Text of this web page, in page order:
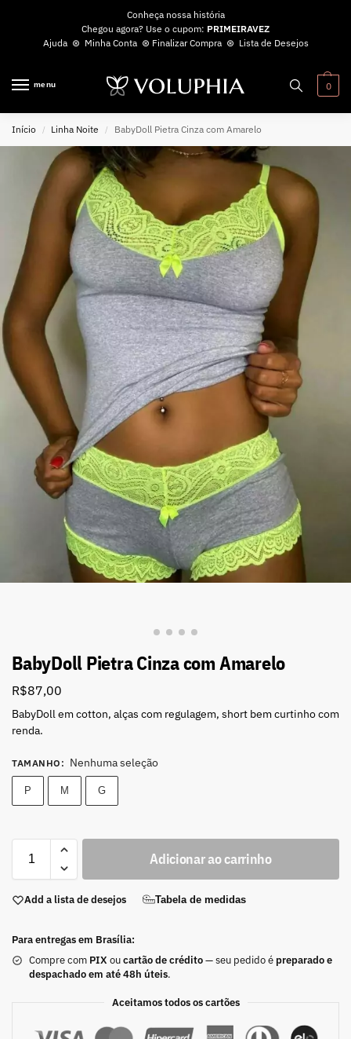
Conheça nossa história
Chegou agora? Use o cupom: PRIMEIRAVEZ
Ajuda⊛ Minha Conta⊛ Finalizar Compra⊛ Lista de Desejos
menu 0
Início / Linha Noite / BabyDoll Pietra Cinza com Amarelo
BabyDoll Pietra Cinza com Amarelo
R$87,00
BabyDoll em cotton, alças com regulagem, short bem curtinho com
renda.
TAMANHO : Nenhuma seleção
P M G
Adicionar ao carrinho
Add a lista de desejos Tabela de medidas
Para entregas em Brasília:
Compre com PIX oucartão de crédito— seu pedido é preparado e
despachado em até 48h úteis.
Aceitamos todos os cartões